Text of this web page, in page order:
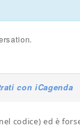
con iCagenda
codice) ed è